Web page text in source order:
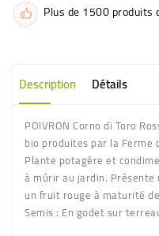
Plus de 1500
Description Détails
POIVRON Corno di Toro
bio produites par la Ferme
Plante potagère et
à mûrir au jardin.
un fruit rouge à maturité
Semis : En godet sur